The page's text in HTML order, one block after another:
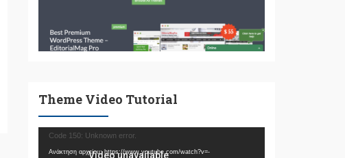
Theme Video Tutorial
Πρόγραμμα
Αναπαραγωγής
Code 150: Unknown error.
Ανάκτηση αρχείου: https://www.youtube.com/watch?v=-